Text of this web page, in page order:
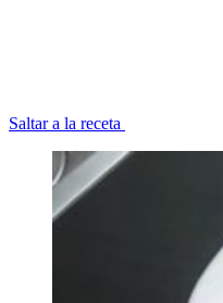
Saltar a la receta